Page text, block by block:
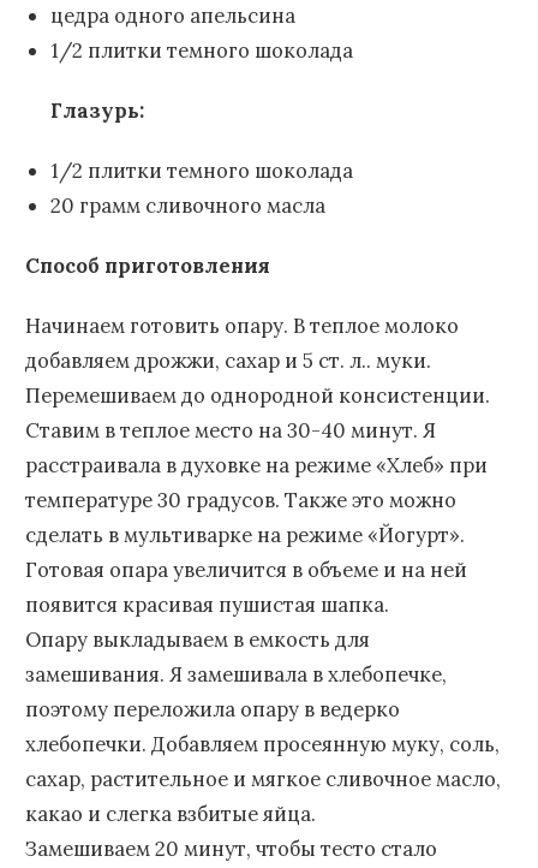
цедра одного апельсина
1/2 плитки темного шоколада
Глазурь:
1/2 плитки темного шоколада
20 грамм сливочного масла
Способ приготовления
Начинаем готовить опару. В теплое молоко
добавляем дрожжи, сахар и 5 ст. л.. муки.
Перемешиваем до однородной консистенции.
Ставим в теплое место на 30-40 минут. Я
расстраивала в духовке на режиме «Хлеб» при
температуре 30 градусов. Также это можно
сделать в мультиварке на режиме «Йогурт».
Готовая опара увеличится в объеме и на ней
появится красивая пушистая шапка.
Опару выкладываем в емкость для
замешивания. Я замешивала в хлебопечке,
поэтому переложила опару в ведерко
хлебопечки. Добавляем просеянную муку, соль,
сахар, растительное и мягкое сливочное масло,
какао и слегка взбитые яйца.
Замешиваем 20 минут, чтобы тесто стало